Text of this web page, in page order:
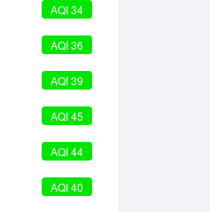
AQI 34
AQI 36
AQI 39
AQI 45
AQI 44
AQI 40